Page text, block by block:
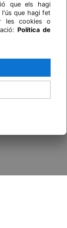
que els hagi
que hagi fet
les cookies o
Política de